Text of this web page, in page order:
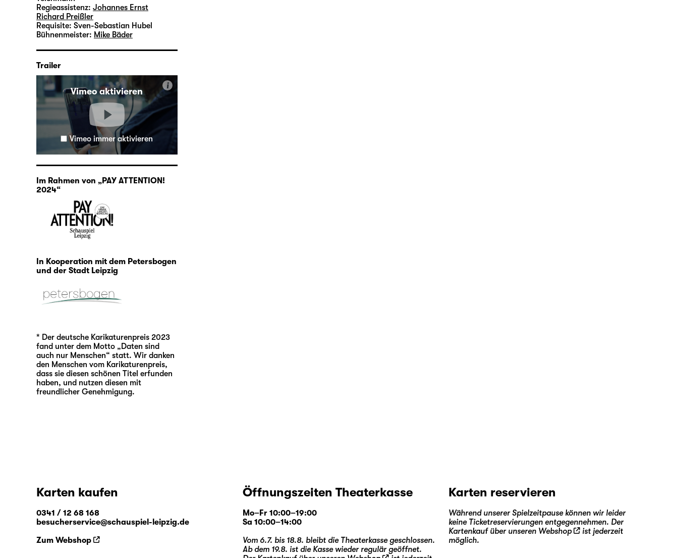
Regieassistenz: Johannes Ernst
Richard Preißler
Requisite: Sven-Sebastian Hubel
Bühnenmeister: Mike Bäder
Trailer
Vimeo aktivieren
i
Vimeo immer aktivieren
Im Rahmen von „PAY ATTENTION!
2024“
In Kooperation mit dem Petersbogen
und der Stadt Leipzig
* Der deutsche Karikaturenpreis 2023
fand unter dem Motto „Daten sind
auch nur Menschen“ statt. Wir danken
den Menschen vom Karikatu­renpreis,
dass sie diesen schönen Titel erfunden
haben, und nutzen die­sen mit
freundlicher Genehmigung.
Karten kaufen
0341 / 12 68 168
besucherservice@schauspiel-leipzig.de
Zum Webshop
Öffnungszeiten Theaterkasse
Mo–Fr 10:00–19:00
Sa 10:00–14:00
Vom 6.7. bis 18.8. bleibt die Theaterkasse geschlossen.
Ab dem 19.8. ist die Kasse wieder regulär geöffnet.
Karten reservieren
Während unserer Spielzeitpause können wir leider
keine Ticketreservierungen entgegennehmen. Der
Kartenkauf über unseren Webshop
ist jederzeit
möglich.